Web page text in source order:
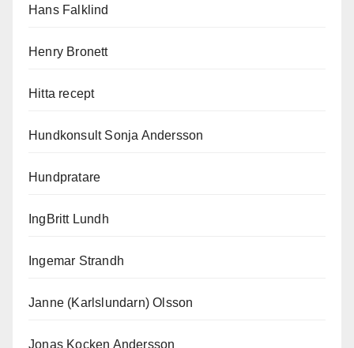
Hans Falklind
Henry Bronett
Hitta recept
Hundkonsult Sonja Andersson
Hundpratare
IngBritt Lundh
Ingemar Strandh
Janne (Karlslundarn) Olsson
Jonas Kocken Andersson